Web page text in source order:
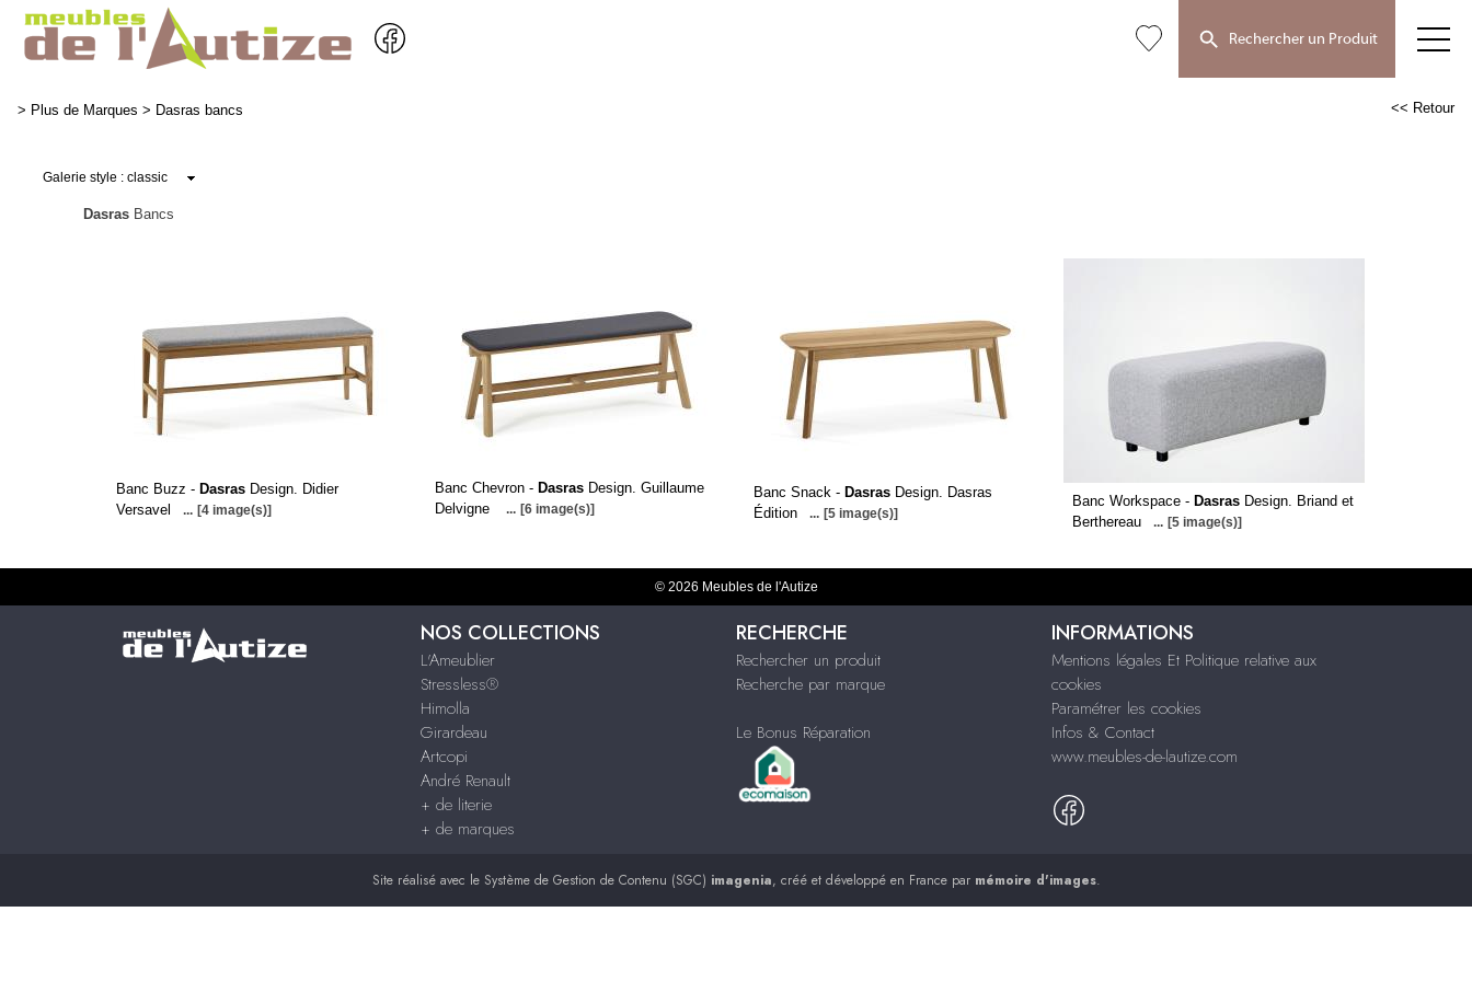
Rechercher un Produit
> Plus de Marques > Dasras bancs << Retour
Dasras Bancs
Banc Buzz - Dasras Design. Didier
Versavel
... [4 image(s)]
Banc Chevron - Dasras Design. Guillaume
Delvigne
... [6 image(s)]
Banc Snack - Dasras Design. Dasras
Édition
... [5 image(s)]
Banc Workspace - Dasras Design. Briand et
Berthereau
... [5 image(s)]
© 2026 Meubles de l'Autize
NOS COLLECTIONS
L'Ameublier
Stressless®
Himolla
Girardeau
Artcopi
André Renault
+ de literie
+ de marques
RECHERCHE
Rechercher un produit
Recherche par marque
Le Bonus Réparation
INFORMATIONS
Mentions légales Et Politique relative aux
cookies
Paramétrer les cookies
Infos & Contact
www.meubles-de-lautize.com
Site réalisé avec le Système de Gestion de Contenu (SGC) imagenia, créé et développé en France par mémoire d'images.